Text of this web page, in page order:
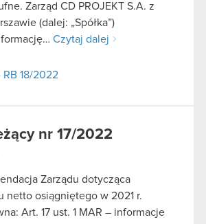
Zarząd CD PROJEKT S.A. z
(dalej: „Spółka”)
Czytaj dalej
RB 18/2022
nr 17/2022
Zarządu dotycząca
netto osiągniętego w 2021 r.
Art. 17 ust. 1 MAR – informacje